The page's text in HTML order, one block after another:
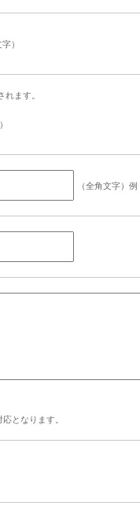
）
ます。
（全角文字）
となります。